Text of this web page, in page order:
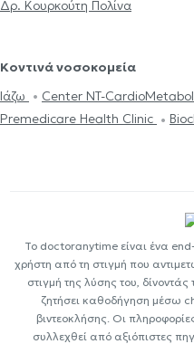
Δρ. Κουρκούτη Πολίνα
Κοντινά νοσοκομεία
Ιάζω
Center NT-
Premedicare Health Clinic
Το doctoranytime είναι ένα
χρήστη από τη στιγμή που
στιγμή της λύσης του, δίνοντάς
ζητήσει καθοδήγηση μέσω
βιντεοκλήσης. Οι
συλλεχθεί από αξιόπιστες